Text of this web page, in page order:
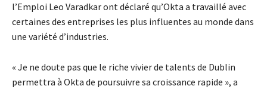
l’Emploi Leo Varadkar ont déclaré qu’Okta a travaillé avec
certaines des entreprises les plus influentes au monde dans
une variété d’industries.
« Je ne doute pas que le riche vivier de talents de Dublin
permettra à Okta de poursuivre sa croissance rapide », a